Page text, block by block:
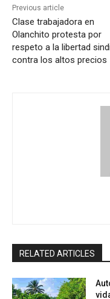
Previous article
Clase trabajadora en
Olanchito protesta por
respeto a la libertad
contra los altos precios
RELATED ARTICLES